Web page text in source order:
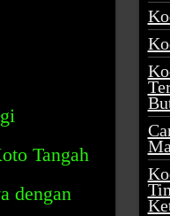
Tangah
dengan